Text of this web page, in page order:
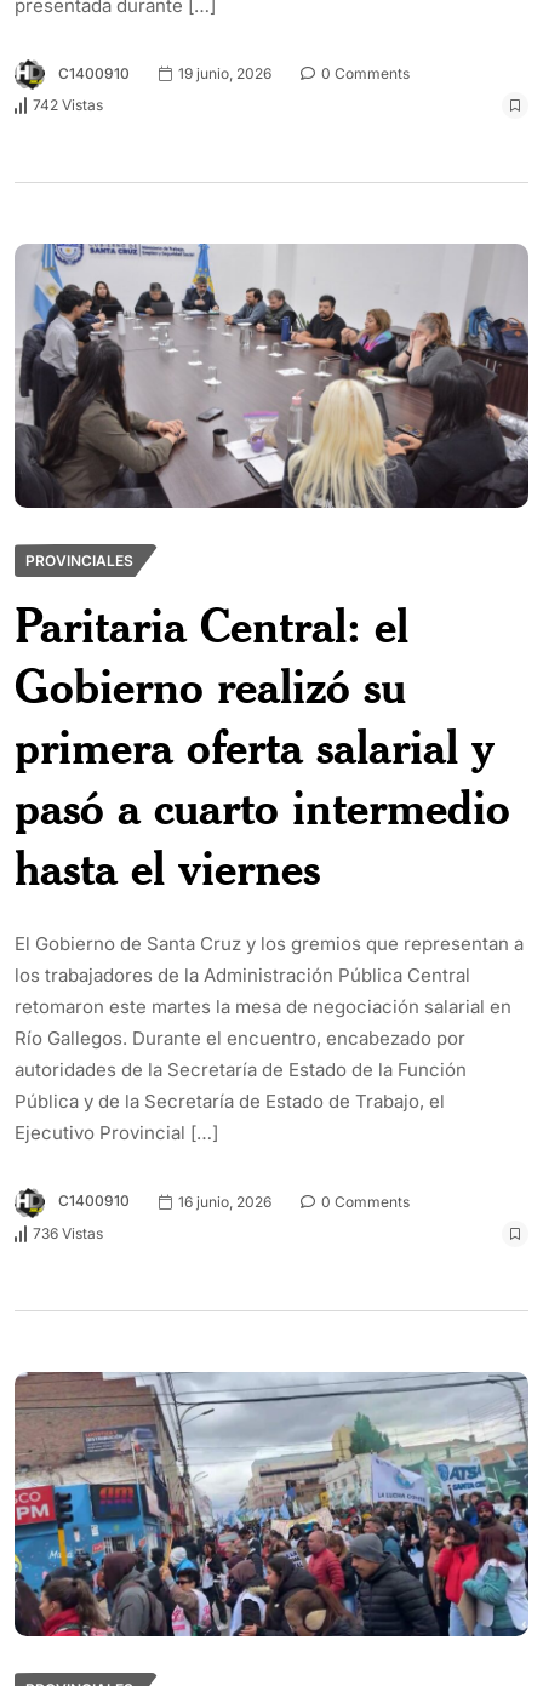
presentada durante […]
C1400910 19 junio, 2026
0 Comments
742 Vistas
PROVINCIALES
Paritaria Central: el
Gobierno realizó su
primera oferta salarial y
pasó a cuarto intermedio
hasta el viernes
El Gobierno de Santa Cruz y los gremios que representan a
los trabajadores de la Administración Pública Central
retomaron este martes la mesa de negociación salarial en
Río Gallegos. Durante el encuentro, encabezado por
autoridades de la Secretaría de Estado de la Función
Pública y de la Secretaría de Estado de Trabajo, el
Ejecutivo Provincial […]
C1400910 16 junio, 2026
0 Comments
736 Vistas